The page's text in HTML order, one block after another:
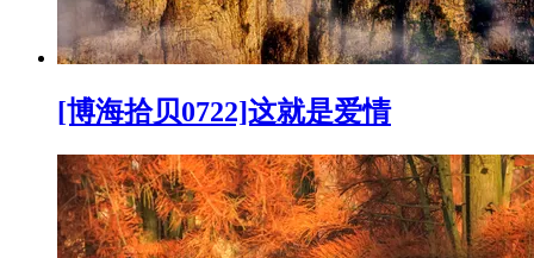
[博海拾贝0722]这就是爱情